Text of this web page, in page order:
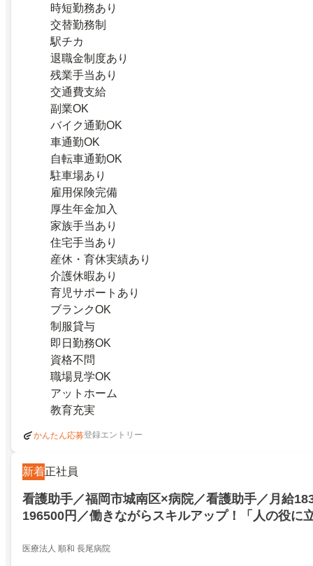
時短勤務あり
交替勤務制
駅チカ
退職金制度あり
残業手当あり
交通費支給
副業OK
バイク通勤OK
車通勤OK
自転車通勤OK
駐車場あり
雇用保険完備
厚生年金加入
家族手当あり
住宅手当あり
産休・育休実績あり
介護休暇あり
育児サポートあり
ブランクOK
制服貸与
即日勤務OK
資格不問
職場見学OK
アットホーム
教育充実
かんたん応募登録エントリー
新着正社員
看護助手／福岡市城南区×病院／看護助手／月給
196500円／働きながらスキルアップ！「人の役に
医療法人 順和 長尾病院